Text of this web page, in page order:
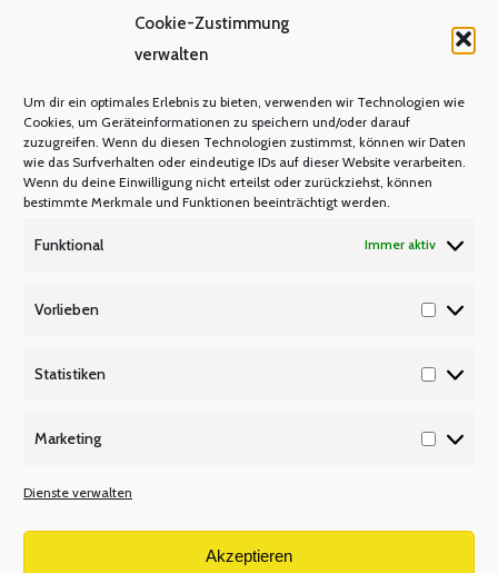
Cookie-Zustimmung
verwalten
Um dir ein optimales Erlebnis zu bieten, verwenden wir Technologien wie
Cookies, um Geräteinformationen zu speichern und/oder darauf
zuzugreifen. Wenn du diesen Technologien zustimmst, können wir Daten
wie das Surfverhalten oder eindeutige IDs auf dieser Website verarbeiten.
Wenn du deine Einwilligung nicht erteilst oder zurückziehst, können
bestimmte Merkmale und Funktionen beeinträchtigt werden.
Funktional Immer aktiv
Vorlieben
Statistiken
Marketing
Dienste verwalten
Akzeptieren
Mastercard
Warum Mitglied werden?
Mitgliedsbeitrag
Mitglied werden
Tarifbeschäftigte
V W X